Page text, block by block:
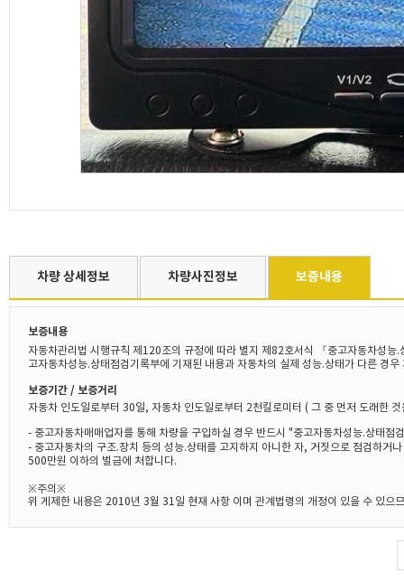
차량 상세정보 차량사진정보 보증내용
보증내용
자동차관리법 시행규칙 제120조의 규정에 따라 별지 제82호서식 『중고자동차성
고자동차성능.상태점검기록부에 기재된 내용과 자동차의 실제 성능.상태가 다른 경
보증기간 / 보증거리
자동차 인도일로부터 30일, 자동차 인도일로부터 2천킬로미터 ( 그 중 먼저 도래한
- 중고자동차매매업자를 통해 차량을 구입하실 경우 반드시 "중고자동차성능.상태
- 중고자동차의 구조.장치 등의 성능.상태를 고지하지 아니한 자, 거짓으로 점검하
500만원 이하의 벌금에 처합니다.
※주의※
위 게제한 내용은 2010년 3월 31일 현재 사항 이며 관계법령의 개정이 있을 수 있으